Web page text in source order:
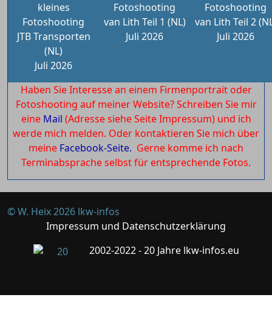
kleines
Fotoshooting
JTB Transporten
(NL)
Juli 2026
Fotoshooting
van Lith Teil 1 (NL)
Juli 2026
Fotoshooting
van Lith Teil 2
Juli 2026
Haben Sie Interesse an einem Firmenportrait oder
Fotoshooting auf meiner Website? Schreiben Sie mir
eine Mail (Adresse siehe Seite Impressum) und ich
werde mich melden. Oder kontaktieren Sie mich über
meine Facebook-Seite. Gerne komme ich nach
Terminabsprache selbst für entsprechende Fotos.
© W. Heix 2026 lkw-infos
Impressum und Datenschutzerklärung
2002-2022 - 20 Jahre lkw-infos.eu